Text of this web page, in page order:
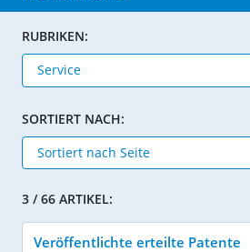
RUBRIKEN:
SORTIERT NACH:
3 / 66 ARTIKEL:
Veröffentlichte erteilte Patente